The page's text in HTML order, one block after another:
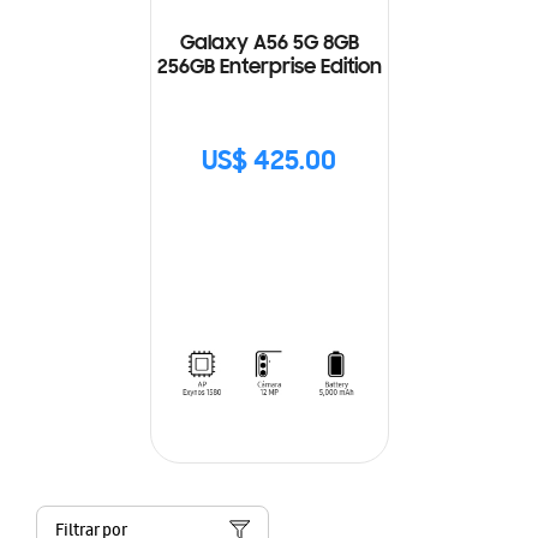
Galaxy A56 5G 8GB
256GB Enterprise Edition
US$ 425.00
Filtrar por